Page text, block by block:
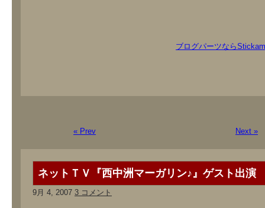
ブログパーツなら
« Prev Next »
ネットＴＶ『西中洲マーガリン♪』ゲスト出演
9月 4, 2007 3 コメント